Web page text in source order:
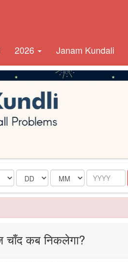
2026 Janam Kundali
Date Month Year
कब निकलेगा?